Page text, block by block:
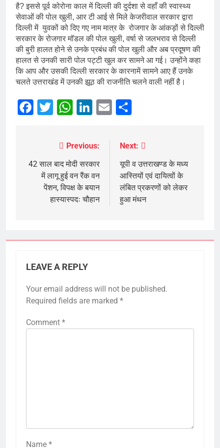
है? इससे पूर्व कोरोना काल में दिल्ली की दुर्दशा से वहाँ की स्वास्थ्य
सेवाओं की पोल खुली, आर टी आई से मिले केजरीवाल सरकार द्वारा
दिल्ली में युवकों को दिए गए नाम मात्र के रोजगार के आंकड़ों से दिल्ली
सरकार के रोजगार मॉडल की पोल खुली, वर्षा से जलभराव से दिल्ली
की बुरी हालत होने से उनके प्रबंध की पोल खुली और अब प्रदूषण की
हालत से उनकी सारी पोल पट्टी खुल कर सामने आ गई। उन्होंने कहा
कि आप और उसकी दिल्ली सरकार के कारनामें सामने आए हैं उनके
चलते उत्तराखंड में उनकी झूठ की राजनीति चलने वाली नहीं है।
Facebook
TwitterWhatsApp
LinkedIn
Email
navigation
Previous:
42 साल बाद मोदी सरकार
में लागू हुई वन रैंक वन
पेंशन, विपक्ष के बयान
हास्यास्पदः चौहान
Next:
यूपी व उत्तराखण्ड के मध्य
आस्तियों एवं दायित्वों के
लंबित प्रकरणों को लेकर
हुआ मंथन
LEAVE A REPLY
Your email address will not be published.
Required fields are marked *
Comment *
Name *